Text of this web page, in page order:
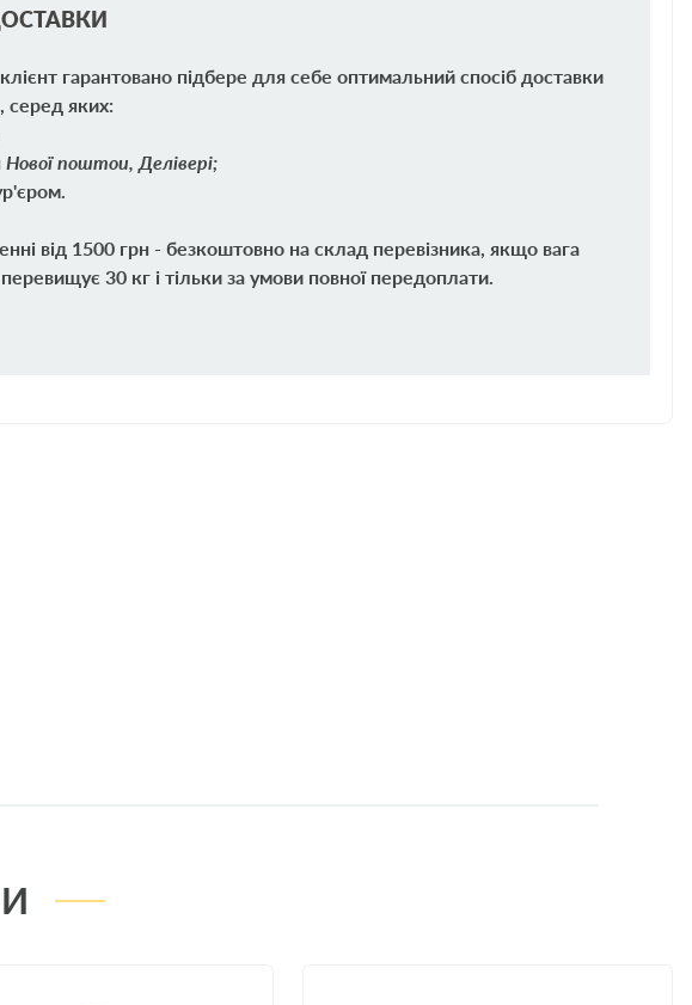
гарантовано підбере для себе оптимальний спосіб доставки
серед яких:
Нової поштои, Делівері;
від 1500 грн - безкоштовно на склад перевізника, якщо вага
30 кг і тільки за умови повної передоплати.